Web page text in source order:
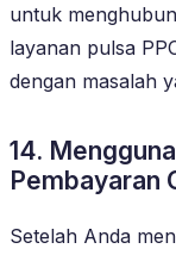
untuk
layanan pulsa
dengan masalah
14.
Pembayaran
Setelah Anda